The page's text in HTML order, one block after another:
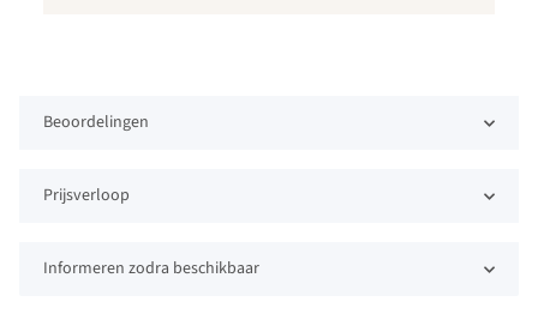
Beoordelingen
Prijsverloop
Informeren zodra beschikbaar